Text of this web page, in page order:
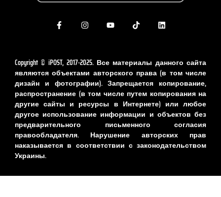
Copyright © iPOST, 2017-2025. Все материалы данного сайта
являются объектами авторского права (в том числе
дизайн и фотографии). Запрещается копирование,
распространение (в том числе путем копирования на
другие сайты и ресурсы в Интернете) или любое
другое использование информации и объектов без
предварительного письменного согласия
правообладателя. Нарушение авторских прав
наказывается в соответствии с законодательством
Украины.